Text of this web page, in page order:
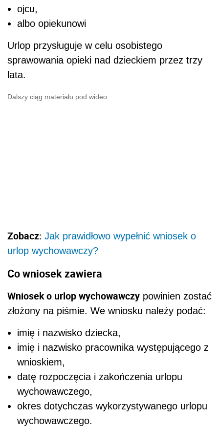
ojcu,
albo opiekunowi
Urlop przysługuje w celu osobistego
sprawowania opieki nad dzieckiem przez trzy
lata.
Dalszy ciąg materiału pod wideo
Zobacz: Jak prawidłowo wypełnić wniosek o
urlop wychowawczy?
Co wniosek zawiera
Wniosek o urlop wychowawczy powinien zostać
złożony na piśmie. We wniosku należy podać:
imię i nazwisko dziecka,
imię i nazwisko pracownika występującego z
wnioskiem,
datę rozpoczęcia i zakończenia urlopu
wychowawczego,
okres dotychczas wykorzystywanego urlopu
wychowawczego.